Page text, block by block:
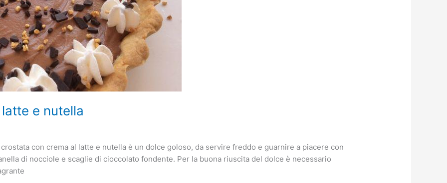
e nutella
con crema al latte e nutella è un dolce goloso, da servire freddo e guarnire a piacere con
di nocciole e scaglie di cioccolato fondente. Per la buona riuscita del dolce è necessario